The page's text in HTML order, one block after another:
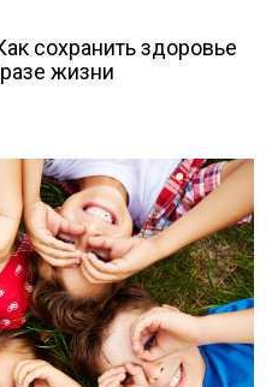
сохранить здоровье
жизни